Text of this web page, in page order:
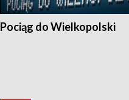
Pociąg do Wielkopolski